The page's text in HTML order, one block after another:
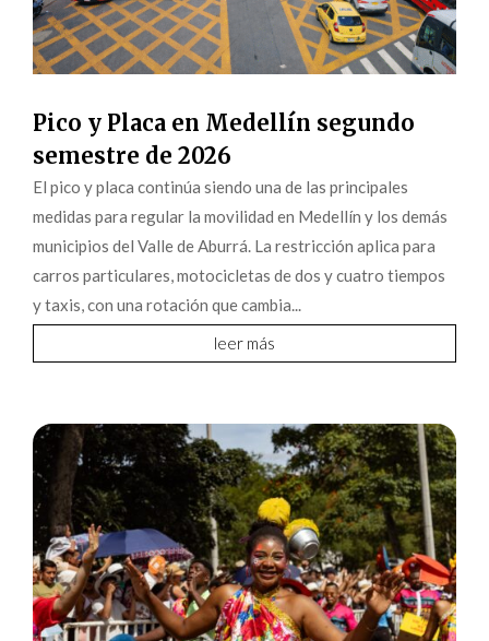
Pico y Placa en Medellín segundo
semestre de 2026
El pico y placa continúa siendo una de las principales
medidas para regular la movilidad en Medellín y los demás
municipios del Valle de Aburrá. La restricción aplica para
carros particulares, motocicletas de dos y cuatro tiempos
y taxis, con una rotación que cambia...
leer más